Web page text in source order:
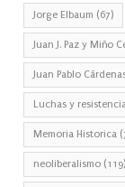
Jorge Elbaum (67)
Juan J. Paz y Miño
Juan Pablo
Luchas y
Memoria Historica
neoliberalismo (119)